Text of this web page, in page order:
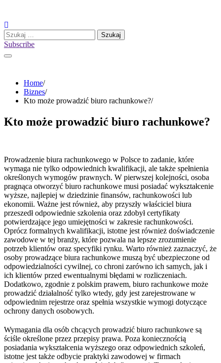
content
Szukaj:
Subscribe
Home
Biznes
Kto może prowadzić biuro rachunkowe?
Kto może prowadzić biuro rachunkowe?
Prowadzenie biura rachunkowego w Polsce to zadanie, które
wymaga nie tylko odpowiednich kwalifikacji, ale także spełnienia
określonych wymogów prawnych. W pierwszej kolejności, osoba
pragnąca otworzyć biuro rachunkowe musi posiadać wykształcenie
wyższe, najlepiej w dziedzinie finansów, rachunkowości lub
ekonomii. Ważne jest również, aby przyszły właściciel biura
przeszedł odpowiednie szkolenia oraz zdobył certyfikaty
potwierdzające jego umiejętności w zakresie rachunkowości.
Oprócz formalnych kwalifikacji, istotne jest również doświadczenie
zawodowe w tej branży, które pozwala na lepsze zrozumienie
potrzeb klientów oraz specyfiki rynku. Warto również zaznaczyć, że
osoby prowadzące biura rachunkowe muszą być ubezpieczone od
odpowiedzialności cywilnej, co chroni zarówno ich samych, jak i
ich klientów przed ewentualnymi błędami w rozliczeniach.
Dodatkowo, zgodnie z polskim prawem, biuro rachunkowe może
prowadzić działalność tylko wtedy, gdy jest zarejestrowane w
odpowiednim rejestrze oraz spełnia wszystkie wymogi dotyczące
ochrony danych osobowych.
Wymagania dla osób chcących prowadzić biuro rachunkowe są
ściśle określone przez przepisy prawa. Poza koniecznością
posiadania wykształcenia wyższego oraz odpowiednich szkoleń,
istotne jest także odbycie praktyki zawodowej w firmach